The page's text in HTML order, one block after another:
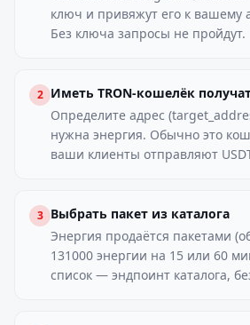
ключ и привяжут его к вашему
Без ключа запросы не пройдут.
2 Иметь TRON-кошелёк
Определите адрес
нужна энергия. Обычно это
ваши клиенты отправляют
3 Выбрать пакет из каталога
Энергия продаётся пакетами
131000 энергии на 15 или 60
список — эндпоинт каталога,